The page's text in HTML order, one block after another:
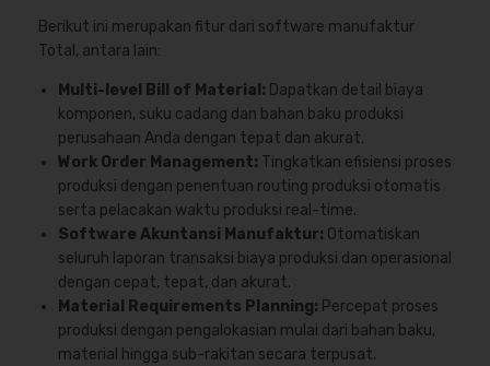
Berikut ini merupakan fitur dari software manufaktur
Total, antara lain:
Multi-level Bill of Material: Dapatkan detail biaya
komponen, suku cadang dan bahan baku produksi
perusahaan Anda dengan tepat dan akurat.
Work Order Management: Tingkatkan efisiensi proses
produksi dengan penentuan routing produksi otomatis
serta pelacakan waktu produksi real-time.
Software Akuntansi Manufaktur: Otomatiskan
seluruh laporan transaksi biaya produksi dan operasional
dengan cepat, tepat, dan akurat.
Material Requirements Planning: Percepat proses
produksi dengan pengalokasian mulai dari bahan baku,
material hingga sub-rakitan secara terpusat.